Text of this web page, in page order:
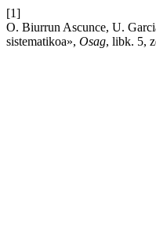
[1]
O. Biurrun Ascunce, U.
sistematikoa», Osag, libk. 5,